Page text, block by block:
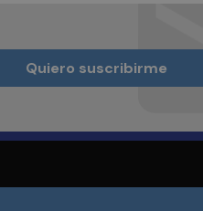
Quiero suscribirme